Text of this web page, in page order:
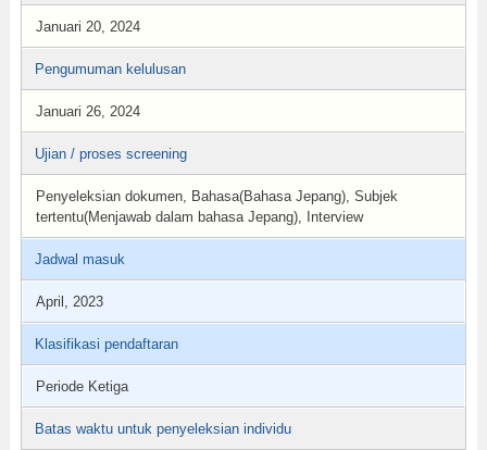
Januari 20, 2024
Pengumuman kelulusan
Januari 26, 2024
Ujian / proses screening
Penyeleksian dokumen, Bahasa(Bahasa Jepang), Subjek
tertentu(Menjawab dalam bahasa Jepang), Interview
Jadwal masuk
April, 2023
Klasifikasi pendaftaran
Periode Ketiga
Batas waktu untuk penyeleksian individu